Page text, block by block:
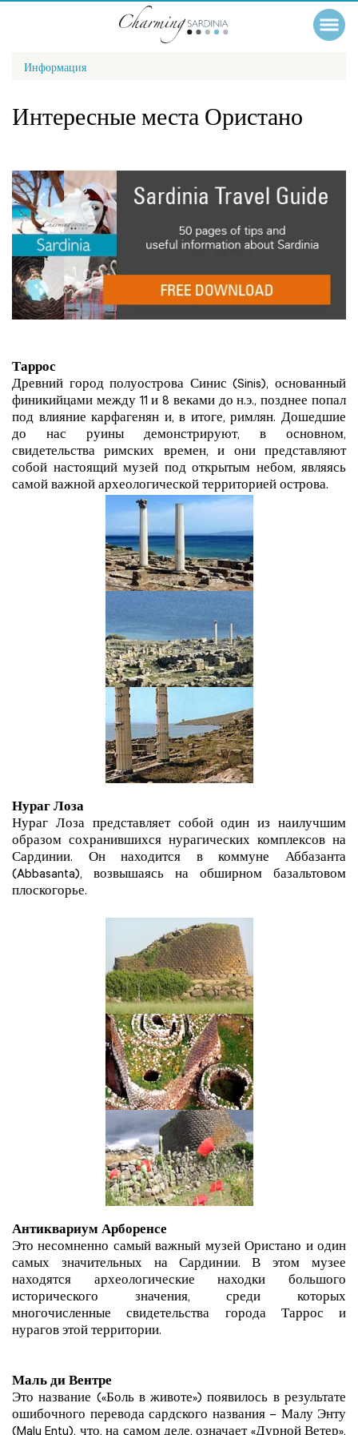
Информация
Интересные места Ористано
Таррос
Древний город полуострова Синис (Sinis), основанный
финикийцами между 11 и 8 веками до н.э., позднее попал
под влияние карфагенян и, в итоге, римлян. Дошедшие
до нас руины демонстрируют, в основном,
свидетельства римских времен, и они представляют
собой настоящий музей под открытым небом, являясь
самой важной археологической территорией острова.
Нураг Лоза
Нураг Лоза представляет собой один из наилучшим
образом сохранившихся нурагических комплексов на
Сардинии. Он находится в коммуне Аббазанта
(Abbasanta), возвышаясь на обширном базальтовом
плоскогорье.
Антиквариум Арборенсе
Это несомненно самый важный музей Ористано и один
самых значительных на Сардинии. В этом музее
находятся археологические находки большого
исторического значения, среди которых
многочисленные свидетельства города Таррос и
нурагов этой территории.
Маль ди Вентре
Это название («Боль в животе») появилось в результате
ошибочного перевода сардского названия – Малу Энту